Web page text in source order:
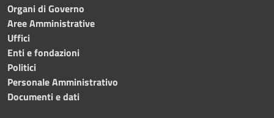
Organi di Governo
Aree Amministrative
Uffici
Enti e fondazioni
Politici
Personale Amministrativo
Documenti e dati